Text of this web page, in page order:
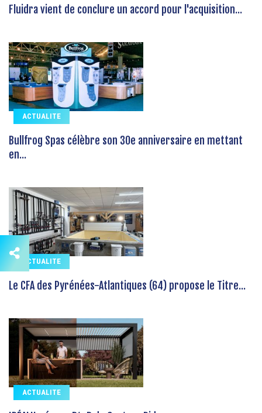
Fluidra vient de conclure un accord pour l'acquisition...
ACTUALITE
Bullfrog Spas célèbre son 30e anniversaire en mettant
en...
ACTUALITE
Le CFA des Pyrénées-Atlantiques (64) propose le Titre...
ACTUALITE